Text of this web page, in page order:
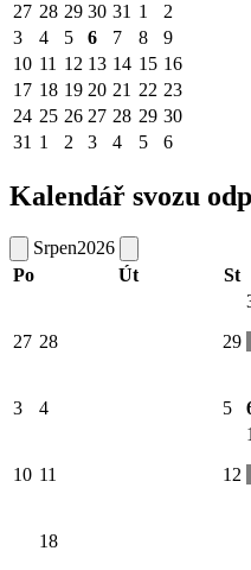
27 28 29 30 31 1
2
3
4 5 6 7 8
9
10 11 12 13 14 15 16
17 18 19 20 21 22 23
24 25 26 27 28 29 30
31 1 2 3 4 5 6
Kalendář svozu
Srpen2026
Po
Út St
27 28 29
3 4 5
10 11 12
18